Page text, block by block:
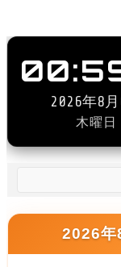
2026年8月
木曜日
2026年